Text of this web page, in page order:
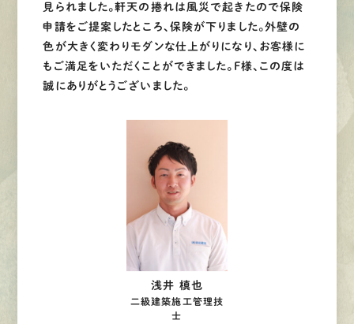
見られました。軒天の捲れは風災で起きたので保険
申請をご提案したところ、保険が下りました。外壁の
色が大きく変わりモダンな仕上がりになり、お客様に
もご満足をいただくことができました。F様、この度は
誠にありがとうございました。
浅井 槙也
二級建築施工管理技
士